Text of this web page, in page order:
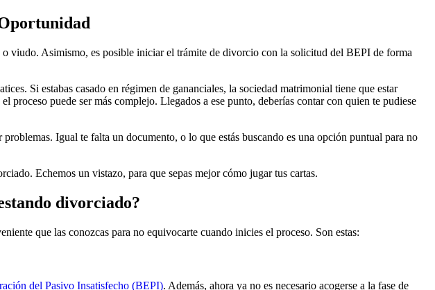
o viudo. Asimismo, es posible iniciar el trámite de divorcio con la solicitud del BEPI de forma
Si estabas casado en régimen de gananciales, la sociedad matrimonial tiene que estar
el proceso puede ser más complejo. Llegados a ese punto, deberías contar con quien te pudiese
Igual te falta un documento, o lo que estás buscando es una opción puntual para no
Echemos un vistazo, para que sepas mejor cómo jugar tus cartas.
divorciado?
que las conozcas para no equivocarte cuando inicies el proceso. Son estas:
del Pasivo Insatisfecho (BEPI). Además, ahora ya no es necesario acogerse a la fase de